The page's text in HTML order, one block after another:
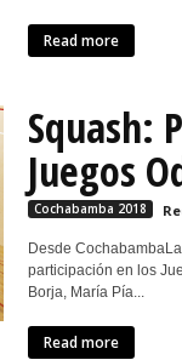
Read more
Squash:
Juegos
Cochabamba 2018
Desde
participación en los
Borja, María Pía...
Read more